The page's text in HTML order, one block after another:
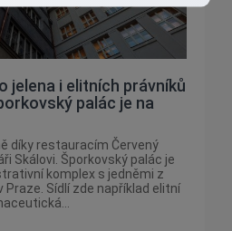
jelena i elitních právníků
palác je na
díky restauracím Červený
Skálovi. Šporkovský palác je
komplex s jedněmi z
Praze. Sídlí zde například elitní